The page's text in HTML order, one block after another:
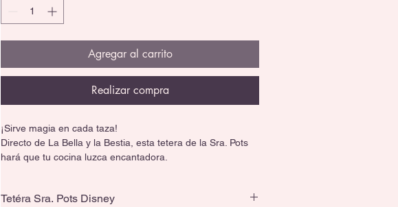
Agregar al carrito
Realizar compra
¡Sirve magia en cada taza!
Directo de La Bella y la Bestia, esta tetera de la Sra. Pots
hará que tu cocina luzca encantadora.
🎨 Pintada a mano, cada pieza es única.
Tetéra Sra. Pots Disney